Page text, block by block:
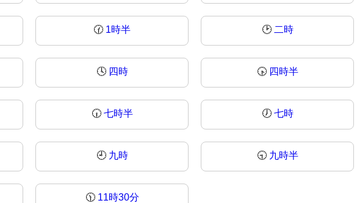
🕜 1時半 🕑 二時
🕓 四時 🕟 四時半
🕡 七時半 🕖 七時
🕘 九時 🕤 九時半
🕦 11時30分